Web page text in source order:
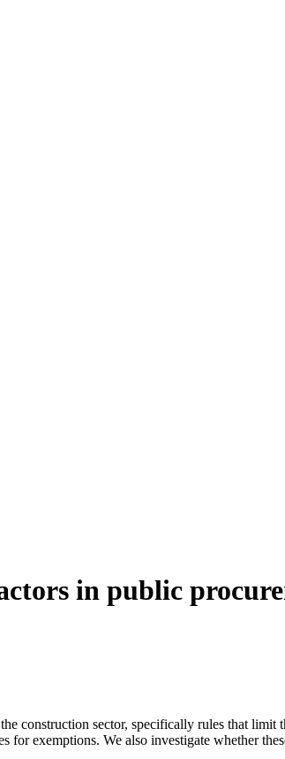
in public
construction sector, specifically rules that limit
exemptions. We also investigate whether